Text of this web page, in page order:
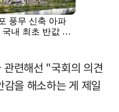
련해선 "국회의 의견
을 해소하는 게 제일